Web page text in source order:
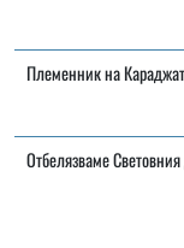
Племенник на
Отбелязваме